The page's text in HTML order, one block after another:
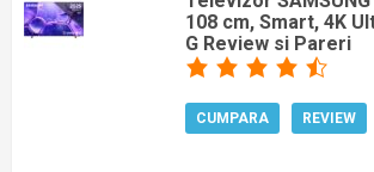
108 cm, Smart, 4K
G Review si Pareri
CUMPARA REVIEW